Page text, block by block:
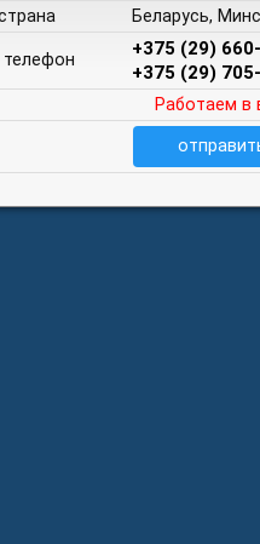
Беларусь,
телефон
+375 (29)
+375 (29)
Работаем в